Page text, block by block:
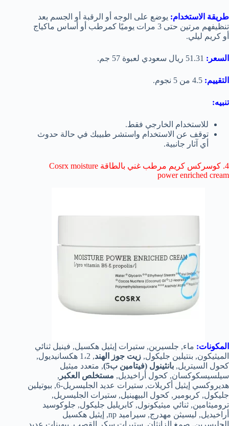
طريقة الاستخدام: يوضع على الوجه أو الرقبة أو الجسم بعد
تنظيفهم مرتين حتى 3 مرات يوميًا كمرطب أو أساس ماكياج
أو كريم ليلي.
السعر: 51.31 ريال سعودي لعبوة 57 جم.
التقييم:
تنبيه:
للاستخدام الخارجي فقط.
توقف عن الاستخدام واستشر طبيبك في حالة حدوث
أي آثار جانبية.
4. كوسركس كريم مرطب غني بالطاقة Cosrx moisture
power enriched cream
المكونات: ماء, جلسيرين, ستيرات إيثيل هكسيل, فينيل ثنائي
الميثيكون, بنتيلين جليكول, زيت جوز الهند
, 1،2 هكسانيديول,
كحول السيتريل, بانثينول (فيتامين ب5)
, متعدد ميثيل
سيلسيسكوكسان, كحول أراخيديل, مستخلص العكبر ,
هديروكسي إيثيل أكريلات, ستيرات عديد الجليسريل-6, بيوتيلين
جليكول, كربومير, كحول البيهينيل, ستيرات الجليسريل,
تروميثامين, ثنائي ميثيكونول, كابريليل جليكول, جلوكوسيد
أراخيديل, ليسيثن مهدرج, سيراميد np, إيثيل هكسيل
الجليسرين, صمغ الزانثان, ستيرات سكر القصب, بيهينات عديد